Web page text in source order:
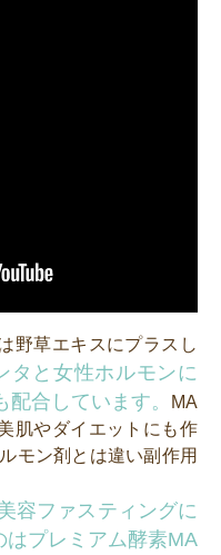
野草エキスにプラスし
タと女性ホルモンに
合しています。
MA
肌やダイエットにも作
モン剤とは違い副作用
容ファスティングに
はプレミアム酵素MA